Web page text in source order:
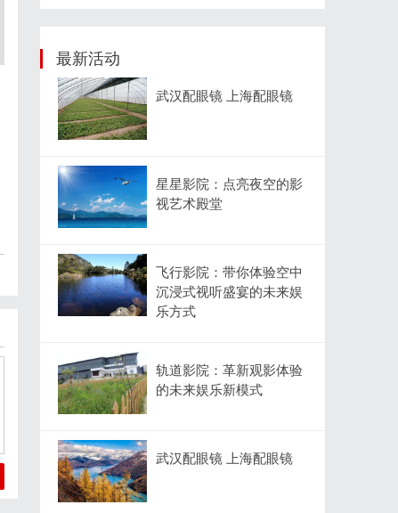
最新活动
武汉配眼镜 上海配眼镜
星星影院：点亮夜空的影
视艺术殿堂
飞行影院：带你体验空中
沉浸式视听盛宴的未来娱
乐方式
轨道影院：革新观影体验
的未来娱乐新模式
武汉配眼镜 上海配眼镜